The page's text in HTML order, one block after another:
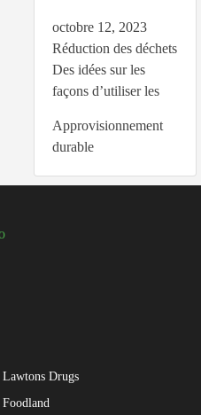
octobre 12, 2023
Réduction des déchets
Des idées sur les
façons d’utiliser les
Approvisionnement
durable
Lawtons Drugs
Foodland